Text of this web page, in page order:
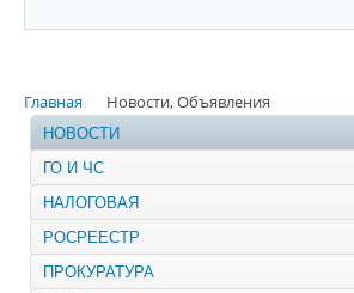
Главная Новости, Объявления
НОВОСТИ
ГО И ЧС
НАЛОГОВАЯ
РОСРЕЕСТР
ПРОКУРАТУРА